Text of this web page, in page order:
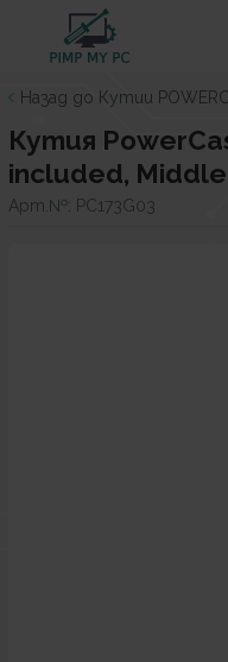
Назад до Кутии
Кутия
included, Middle
Арт.№: PC173G03